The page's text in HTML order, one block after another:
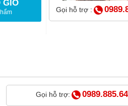
GIỎ
Gọi hỗ trợ :
Gọi hỗ trợ: